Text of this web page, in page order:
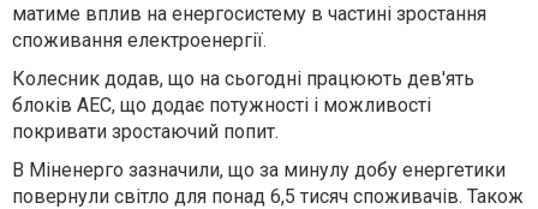
матиме вплив на енергосистему в частині зростання
споживання електроенергії.
Колесник додав, що на сьогодні працюють дев'ять
блоків АЕС, що додає потужності і можливості
покривати зростаючий попит.
В Міненерго зазначили, що за минулу добу енергетики
повернули світло для понад 6,5 тисяч споживачів. Також